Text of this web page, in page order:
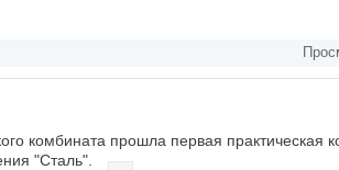
комбината прошла первая практическая
"Сталь".